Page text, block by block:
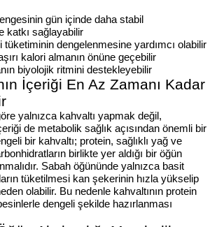
gün içinde daha stabil
katkı sağlayabilir
tüketiminin dengelenmesine yardımcı olabilir
kalori almanın önüne geçebilir
biyolojik ritmini destekleyebilir
İçeriği En Az Zamanı Kadar
yalnızca kahvaltı yapmak değil,
de metabolik sağlık açısından önemli bir
bir kahvaltı; protein, sağlıklı yağ ve
birlikte yer aldığı bir öğün
Sabah öğününde yalnızca basit
tüketilmesi kan şekerinin hızla yükselip
olabilir. Bu nedenle kahvaltının protein
dengeli şekilde hazırlanması